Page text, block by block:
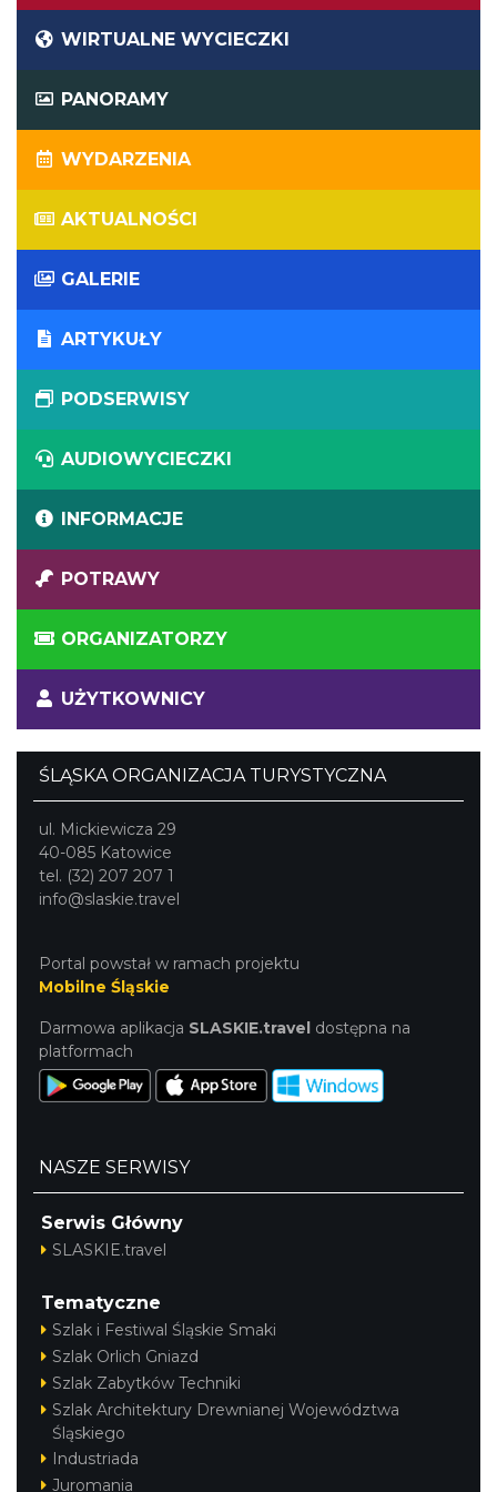
WIRTUALNE WYCIECZKI
PANORAMY
WYDARZENIA
AKTUALNOŚCI
GALERIE
ARTYKUŁY
PODSERWISY
AUDIOWYCIECZKI
INFORMACJE
POTRAWY
ORGANIZATORZY
UŻYTKOWNICY
ŚLĄSKA ORGANIZACJA TURYSTYCZNA
ul. Mickiewicza 29
40-085 Katowice
tel. (32) 207 207 1
info@slaskie.travel
Portal powstał w ramach projektu
Mobilne Śląskie
Darmowa aplikacja SLASKIE.travel dostępna na
platformach
NASZE SERWISY
Serwis Główny
SLASKIE.travel
Tematyczne
Szlak i Festiwal Śląskie Smaki
Szlak Orlich Gniazd
Szlak Zabytków Techniki
Szlak Architektury Drewnianej Województwa
Śląskiego
Industriada
Juromania